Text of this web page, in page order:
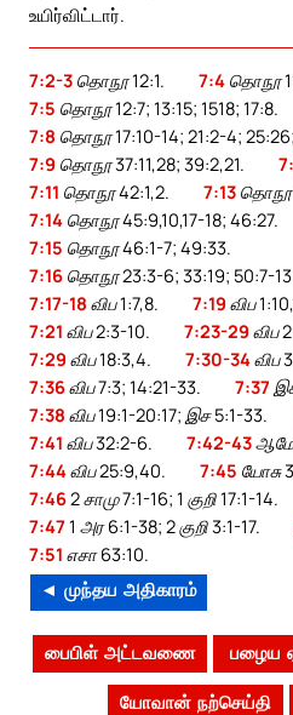
உயிர்விட்டார்.
7:2-3 தொநூ 12:1. 7:4 தொநூ
7:5 தொநூ 12:7; 13:15; 1518; 17:8.
7:8 தொநூ 17:10-14; 21:2-4;
7:9 தொநூ 37:11,28; 39:2,21.
7:11 தொநூ 42:1,2. 7:13 தொநூ
7:14 தொநூ 45:9,10,17-18; 46:27.
7:15 தொநூ 46:1-7; 49:33.
7:16 தொநூ 23:3-6; 33:19; 50:7-
7:17-18 விப 1:7,8. 7:19 விப
7:21 விப 2:3-10. 7:23-29 விப
7:29 விப 18:3,4. 7:30-34விப
7:36விப 7:3; 14:21-33. 7:37
7:38 விப 19:1-20:17; இச 5:1-33.
7:41 விப 32:2-6. 7:42-43
7:44விப 25:9,40. 7:45 யோசு
7:462 சாமு 7:1-16; 1 குறி 17:1-14.
7:47 1 அர 6:1-38; 2 குறி 3:1-17.
7:51 எசா 63:10.
◄ முந்தய அதிகாரம்
பைபிள் அட்டவணை பழைய
யோவான் நற்செய்தி